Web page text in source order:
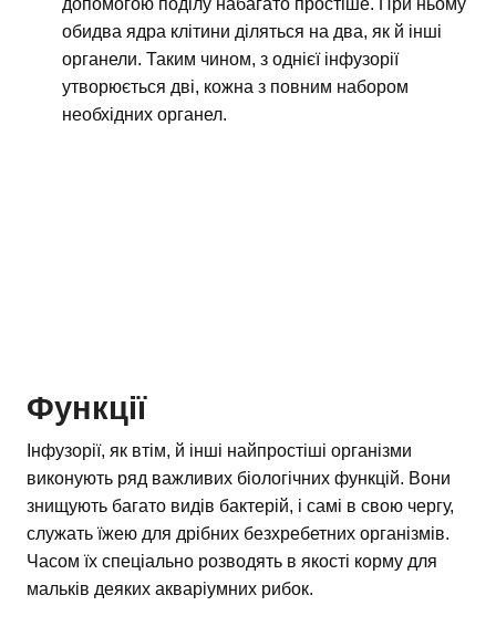
допомогою поділу набагато простіше. При ньому
обидва ядра клітини діляться на два, як й інші
органели. Таким чином, з однієї інфузорії
утворюється дві, кожна з повним набором
необхідних органел.
Функції
Інфузорії, як втім, й інші найпростіші організми
виконують ряд важливих біологічних функцій. Вони
знищують багато видів бактерій, і самі в свою чергу,
служать їжею для дрібних безхребетних організмів.
Часом їх спеціально розводять в якості корму для
мальків деяких акваріумних рибок.